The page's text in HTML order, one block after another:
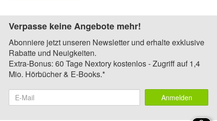
Verpasse keine Angebote mehr!
Abonniere jetzt unseren Newsletter und erhalte exklusive
Rabatte und Neuigkeiten.
Extra-Bonus: 60 Tage Nextory kostenlos - Zugriff auf 1,4
Mio. Hörbücher & E-Books.*
Anmelden